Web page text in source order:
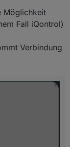
Möglichkeit
Fall iQontrol)
Verbindung